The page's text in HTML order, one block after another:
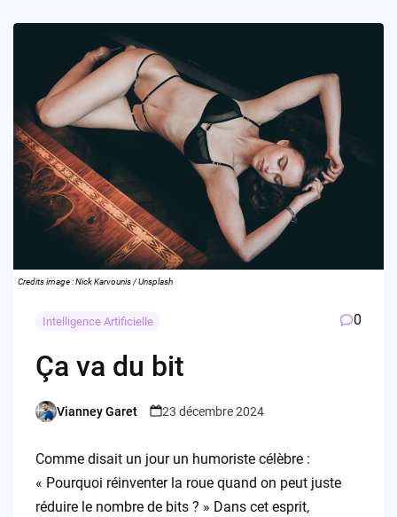
Credits image : Nick Karvounis / Unsplash
Intelligence Artificielle 0
Ça va du bit
Posted
Vianney Garet 23 décembre 2024
Comme disait un jour un humoriste célèbre :
« Pourquoi réinventer la roue quand on peut juste
réduire le nombre de bits ? » Dans cet esprit,